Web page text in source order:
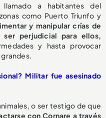
llamado a habitantes del
como Puerto Triunfo y
y manipular crías de
ser perjudicial para ellos,
y hasta provocar
Militar fue asesinado
o ser testigo de que
con Cornare a través